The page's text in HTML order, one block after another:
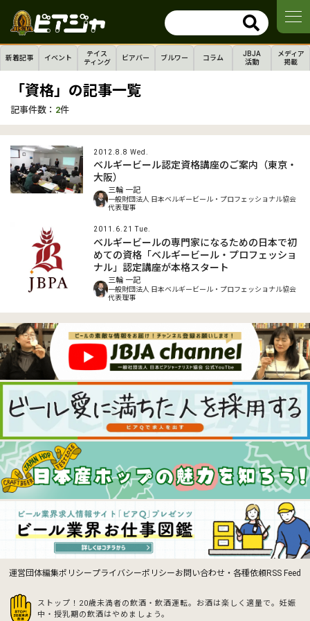
新着記事 イベント
テイス
ティング
ビアバー ブルワー コラム
JBJA
活動
メディア
掲載
「資格」の記事一覧
記事件数： 2件
2012.8.8 Wed.
ベルギービール認定資格講座のご案内（東京・
大阪）
三輪 一記
一般財団法人 日本ベルギービール・プロフェッショナル協会
代表理事
2011.6.21 Tue.
ベルギービールの専門家になるための日本で初
めての資格「ベルギービール・プロフェッショ
ナル」認定講座が本格スタート
三輪 一記
一般財団法人 日本ベルギービール・プロフェッショナル協会
代表理事
運営団体編集ポリシープライバシーポリシーお問い合わせ・各種依頼RSS Feed
ストップ！20歳未満者の飲酒・飲酒運転。お酒は楽しく適量で。 妊娠
中・授乳期の飲酒はやめましょう。